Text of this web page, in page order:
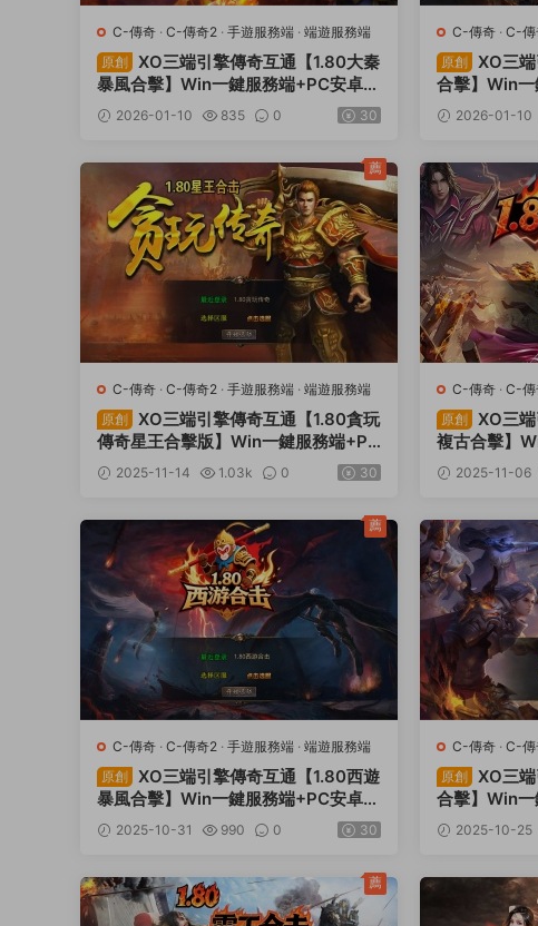
C-傳奇 · C-傳奇2 · 手遊服務端 · 端遊服務端
原創
XO三端引擎傳奇互通【1.80大秦
暴風合擊】Win一鍵服務端+PC安卓蘋
果三端+加密工具+視頻架設教程
2026-01-10 835 0 30
C-傳奇 · C-傳
原創
XO三
合擊】Win一
端+加密工具
2026-01-10
C-傳奇 · C-傳奇2 · 手遊服務端 · 端遊服務端
原創
XO三端引擎傳奇互通【1.80貪玩
傳奇星王合擊版】Win一鍵服務端+PC
安卓蘋果三端+加密工具+視頻架設教
程
2025-11-14 1.03k 0 30
薦
C-傳奇 · C-傳
原創
XO三
複古合擊】
果三端+加密
2025-11-06
C-傳奇 · C-傳奇2 · 手遊服務端 · 端遊服務端
原創
XO三端引擎傳奇互通【1.80西遊
暴風合擊】Win一鍵服務端+PC安卓蘋
果三端+加密工具+視頻架設教程
2025-10-31 990 0 30
薦
C-傳奇 · C-傳
原創
XO三
合擊】Win一
端+加密工具
2025-10-25
薦